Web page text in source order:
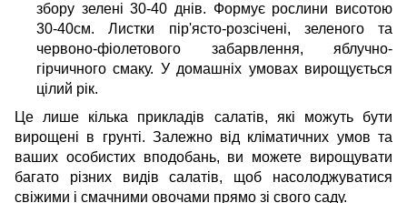
збору зелені 30-40 днів. Формує рослини висотою
30-40см. Листки пір'ясто-розсічені, зеленого та
червоно-фіолетового забарвлення, яблучно-
гірчичного смаку. У домашніх умовах вирощується
цілий рік.
Це лише кілька прикладів салатів, які можуть бути
вирощені в грунті. Залежно від кліматичних умов та
ваших особистих вподобань, ви можете вирощувати
багато різних видів салатів, щоб насолоджуватися
свіжими і смачними овочами прямо зі свого саду.